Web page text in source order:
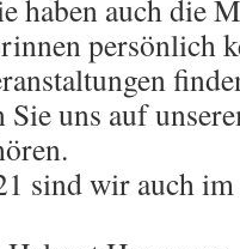
haben auch die
persönlich
uns auf
sind wir auch im